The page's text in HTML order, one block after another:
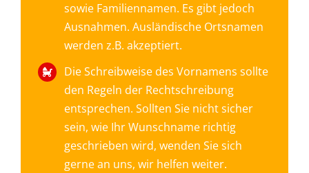
sowie Familiennamen. Es gibt jedoch
Ausnahmen. Ausländische Ortsnamen
werden z.B. akzeptiert.
Die Schreibweise des Vornamens sollte
den Regeln der Rechtschreibung
entsprechen. Sollten Sie nicht sicher
sein, wie Ihr Wunschname richtig
geschrieben wird, wenden Sie sich
gerne an uns, wir helfen weiter.